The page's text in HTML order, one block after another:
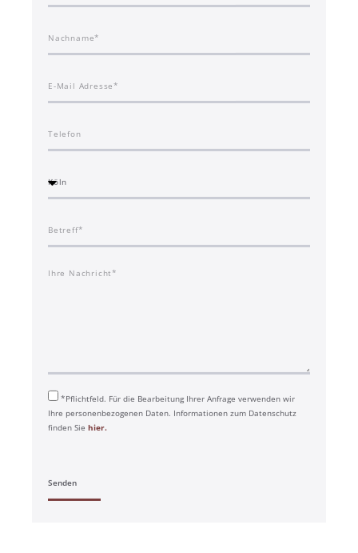
Ihre personenbezogenen Daten. Informationen zum Datenschutz
finden Siehier.